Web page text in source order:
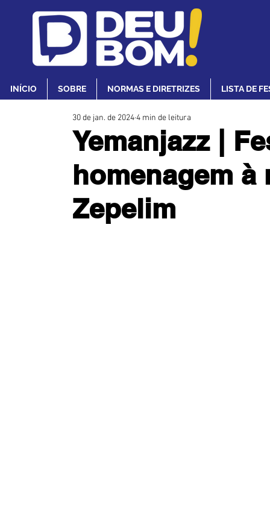
INÍCIO SOBRE NORMAS E DIRETRIZES LISTA DE
Yemanjazz |
homenagem
Zepelim
30 de jan. de 20244 min de leitura